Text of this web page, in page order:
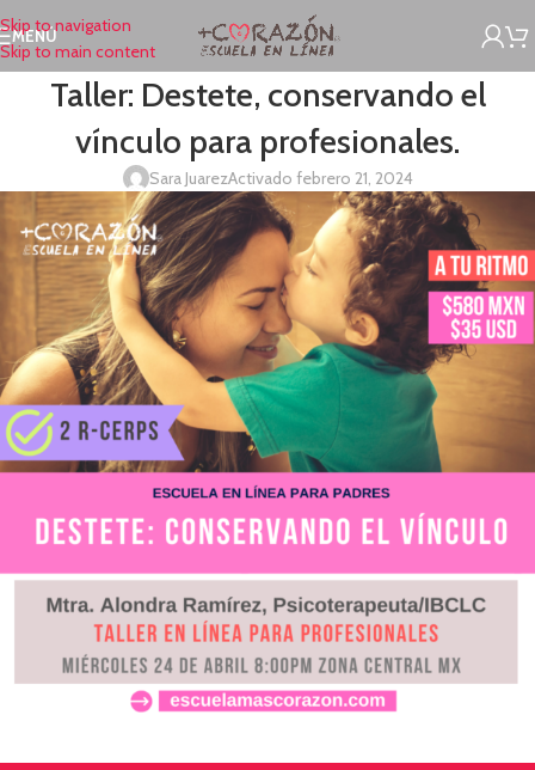
Skip to navigation
Skip to main content
MENÚ
Taller: Destete, conservando el
vínculo para profesionales.
Sara JuarezActivado febrero 21, 2024